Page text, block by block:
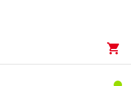
shopping_cart